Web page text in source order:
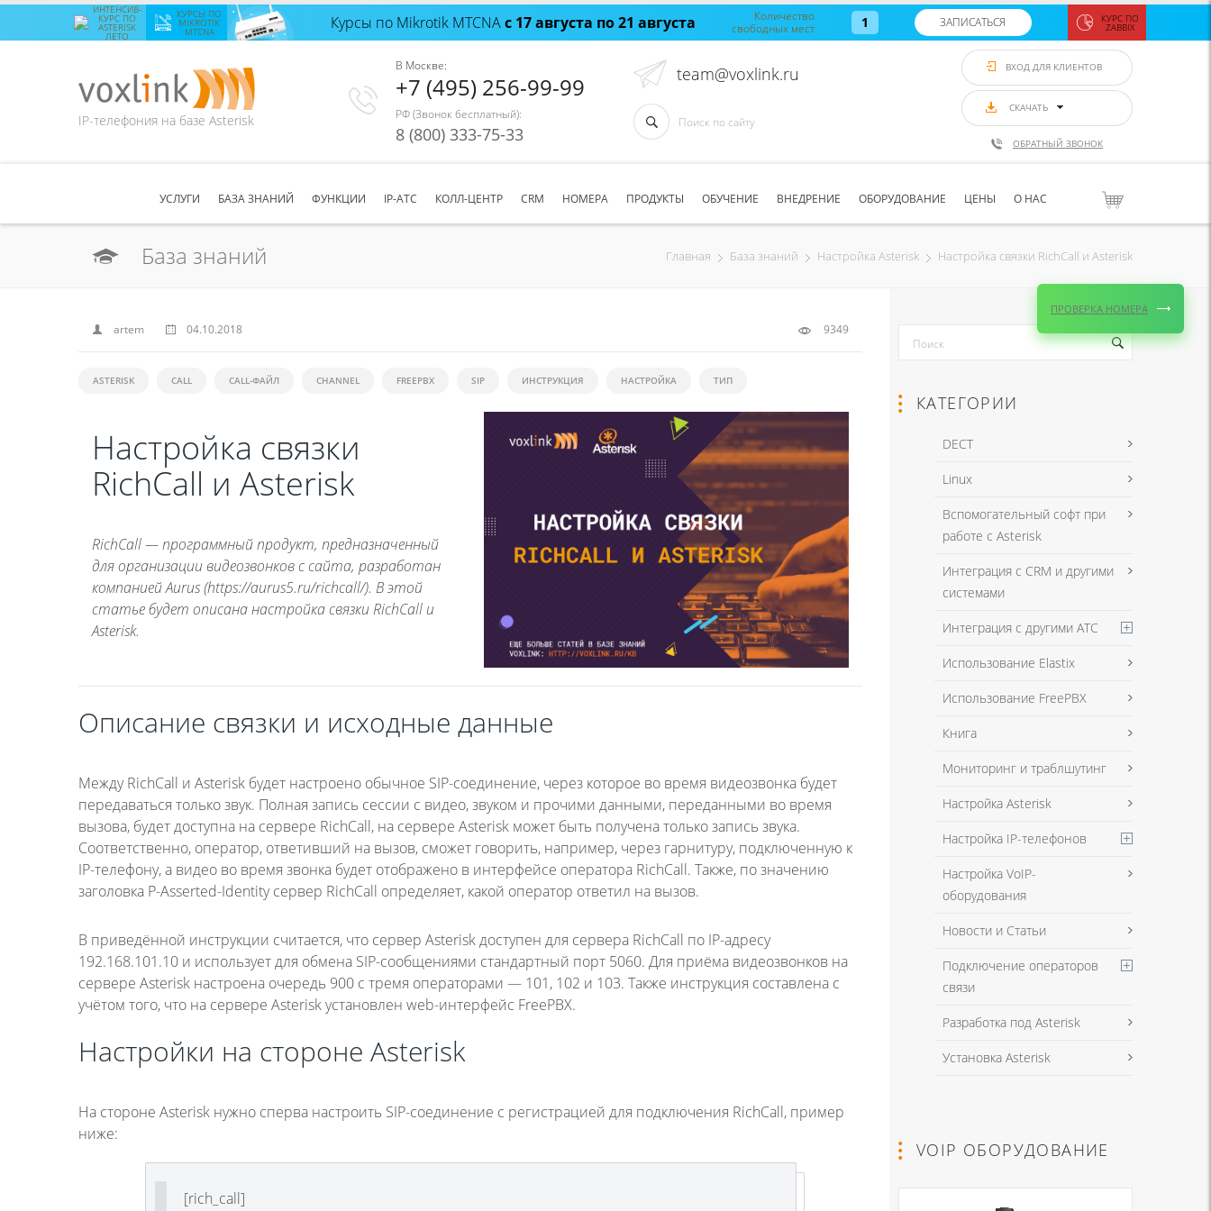
ИНТЕНСИВ-
КУРС ПО
ASTERISK
ЛЕТО Интенсив-
курс по
лето с 24
августа
по 28
августа
Количество
ЗАПИСАТЬСЯ
КУРСЫ ПО
MIKROTIK
MTCNA Курсы по Mikrotik MTCNAс 17 августа по 21 августа
Количество
свободных мест
1 ЗАПИСАТЬСЯ КУРС ПО
ZABBIX
IP-телефония на базе Asterisk
ВХОД ДЛЯ КЛИЕНТОВ
СКАЧАТЬ
ОБРАТНЫЙ ЗВОНОК
В Москве:
+7 (495) 256-99-99
РФ (Звонок бесплатный):
8 (800) 333-75-33
team@voxlink.ru
УСЛУГИ БАЗА ЗНАНИЙ ФУНКЦИИ IP-АТС КОЛЛ-ЦЕНТР CRM НОМЕРА ПРОДУКТЫ ОБУЧЕНИЕ ВНЕДРЕНИЕ ОБОРУДОВАНИЕ ЦЕНЫ О НАС
База знаний Главная База знаний Настройка Asterisk Настройка связки RichCall и Asterisk
artem 04.10.2018 9349
ASTERISK CALL CALL-ФАЙЛ CHANNEL FREEPBX SIP ИНСТРУКЦИЯ НАСТРОЙКА ТИП
Настройка связки
RichCall и Asterisk
RichCall — программный продукт, предназначенный
для организации видеозвонков с сайта, разработан
компанией Aurus (https://aurus5.ru/richcall/). В этой
статье будет описана настройка связки RichCall и
Asterisk.
Описание связки и исходные данные
Между RichCall и Asterisk будет настроено обычное SIP-соединение, через которое во время видеозвонка будет
передаваться только звук. Полная запись сессии с видео, звуком и прочими данными, переданными во время
вызова, будет доступна на сервере RichCall, на сервере Asterisk может быть получена только запись звука.
Соответственно, оператор, ответивший на вызов, сможет говорить, например, через гарнитуру, подключенную к
IP-телефону, а видео во время звонка будет отображено в интерфейсе оператора RichCall. Также, по значению
заголовка P-Asserted-Identity сервер RichCall определяет, какой оператор ответил на вызов.
В приведённой инструкции считается, что сервер Asterisk доступен для сервера RichCall по IP-адресу
192.168.101.10 и использует для обмена SIP-сообщениями стандартный порт 5060. Для приёма видеозвонков на
сервере Asterisk настроена очередь 900 с тремя операторами — 101, 102 и 103. Также инструкция составлена с
учётом того, что на сервере Asterisk установлен web-интерфейс FreePBX.
Настройки на стороне Asterisk
На стороне Asterisk нужно сперва настроить SIP-соединение с регистрацией для подключения RichCall, пример
ниже:
[rich_call]
КАТЕГОРИИ
DECT
Linux
Вспомогательный софт при
работе с Asterisk
Интеграция с CRM и другими
системами
Интеграция с другими АТС
Использование Elastix
Использование FreePBX
Книга
Мониторинг и траблшутинг
Настройка Asterisk
Настройка IP-телефонов
Настройка VoIP-
оборудования
Новости и Статьи
Подключение операторов
связи
Разработка под Asterisk
Установка Asterisk
VOIP ОБОРУДОВАНИЕ
ПРОВЕРКА НОМЕРА